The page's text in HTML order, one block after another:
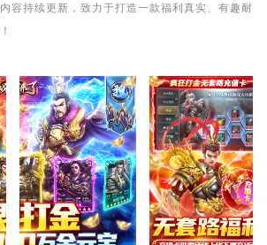
容持续更新，致力于打造一款福利真实、有趣耐